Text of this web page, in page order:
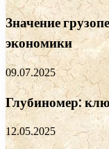
Значение
экономики
09.07.2025
Глубиномер:
12.05.2025